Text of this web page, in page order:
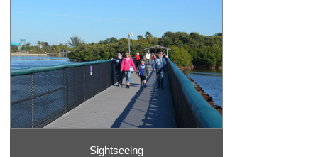
Sightseeing